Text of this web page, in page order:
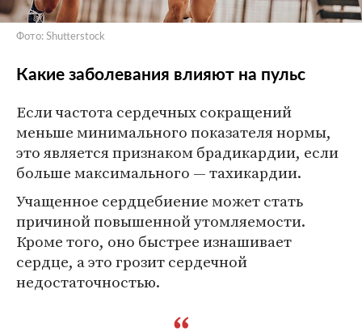
Фото: Shutterstock
Какие заболевания влияют на пульс
Если частота сердечных сокращений
меньше минимального показателя нормы,
это является признаком брадикардии, если
больше максимального — тахикардии.
Учащенное сердцебиение может стать
причиной повышенной утомляемости.
Кроме того, оно быстрее изнашивает
сердце, а это грозит сердечной
недостаточностью.